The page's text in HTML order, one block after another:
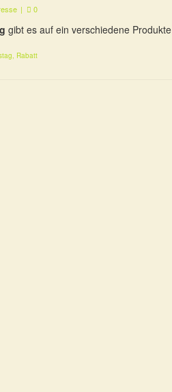
| 0
gibt es auf ein verschiedene Produkte
, Rabatt